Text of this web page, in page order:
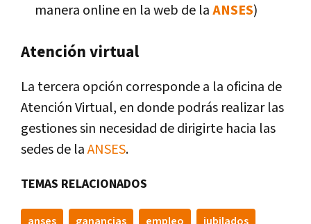
manera online en la web de laANSES)
Atención virtual
La tercera opción corresponde a la oficina de
Atención Virtual, en donde podrás realizar las
gestiones sin necesidad de dirigirte hacia las
sedes de laANSES.
TEMAS RELACIONADOS